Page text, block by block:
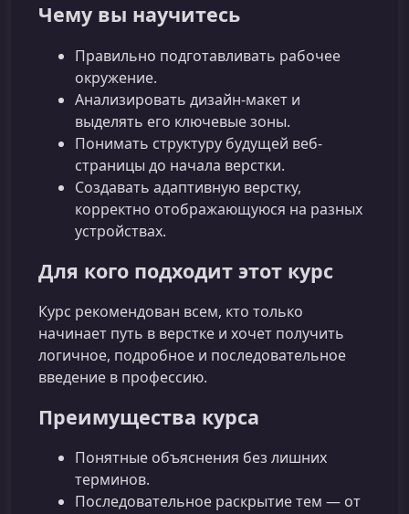
Чему вы научитесь
Правильно подготавливать рабочее
окружение.
Анализировать дизайн-макет и
выделять его ключевые зоны.
Понимать структуру будущей веб-
страницы до начала верстки.
Создавать адаптивную верстку,
корректно отображающуюся на разных
устройствах.
Для кого подходит этот курс
Курс рекомендован всем, кто только
начинает путь в верстке и хочет получить
логичное, подробное и последовательное
введение в профессию.
Преимущества курса
Понятные объяснения без лишних
терминов.
Последовательное раскрытие тем — от